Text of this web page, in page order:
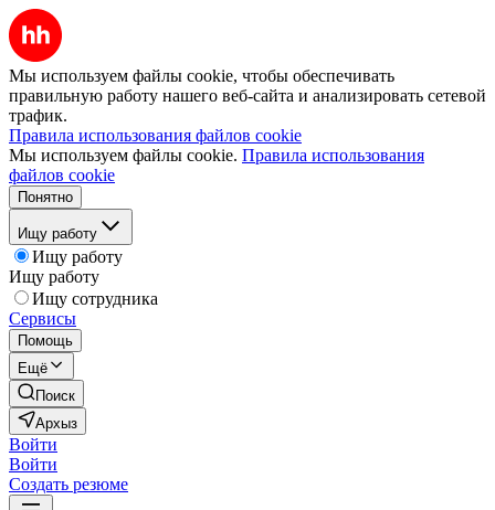
Мы используем файлы cookie, чтобы обеспечивать
правильную работу нашего веб-сайта и анализировать сетевой
трафик.
Правила использования файлов cookie
Мы используем файлы cookie. Правила использования
файлов cookie
Понятно
Ищу работу
Ищу работу
Ищу работу
Ищу сотрудника
Сервисы
Помощь
Ещё
Поиск
Архыз
Войти
Войти
Создать резюме